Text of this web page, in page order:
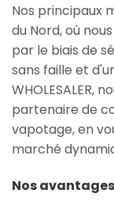
Nos principaux
du Nord, où
par le biais de
sans faille et
WHOLESALER,
partenaire de
vapotage, en
marché
Nos avantages